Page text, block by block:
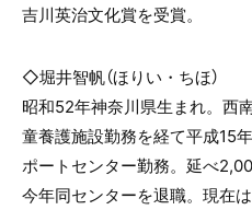
吉川英治文化賞を受賞。
◇堀井智帆（ほりい・ちほ）
昭和52年神奈川県生まれ。西
童養護施設勤務を経て平成15
ポートセンター勤務。延べ
今年同センターを退職。現在